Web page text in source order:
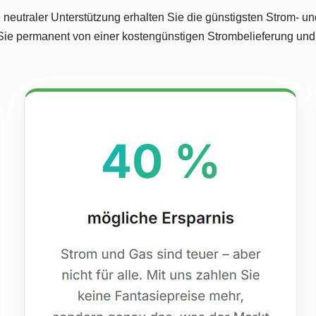
Unterstützung erhalten Sie die günstigsten Strom-
permanent von einer kostengünstigen Strombelieferung